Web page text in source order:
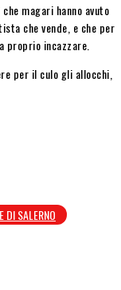
che magari hanno avuto
che vende, e che per
proprio incazzare.
per il culo gli allocchi,
DI SALERNO